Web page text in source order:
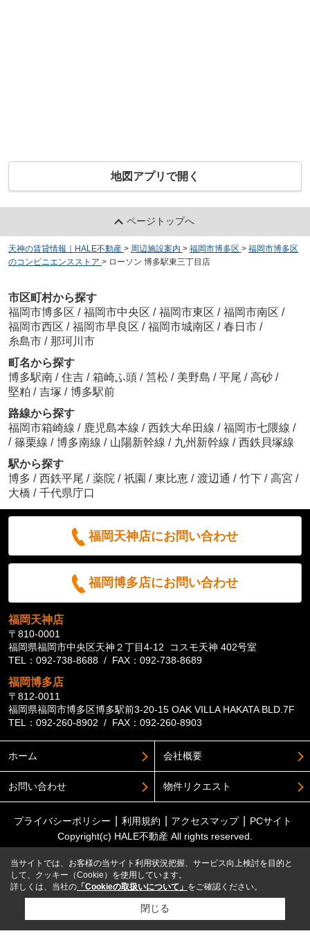
地図アプリで開く
ページトップへ
天神の賃貸情報｜HALE不動産 > 周辺施設案内 > 福岡市博多区 > 福岡市博多区
のコンビニエンスストア > ローソン 博多駅東三丁目店
市区町村から探す
福岡市博多区 / 福岡市中央区 / 福岡市東区 / 福岡市南区 /
福岡市西区 / 福岡市早良区 / 福岡市城南区 / 春日市 /
糸島市 / 那珂川市
町名から探す
博多駅南 / 住吉 / 箱崎ふ頭 / 筥松 / 美野島 / 平尾 / 高砂 /
堅粕 / 吉塚 / 博多駅前
路線から探す
福岡市箱崎線 / 鹿児島本線 / 西鉄大牟田線 / 福岡市七隈線 /
/ 篠栗線 / 博多南線 / 山陽新幹線 / 九州新幹線 / 西鉄貝塚線
駅から探す
博多 / 西鉄平尾 / 薬院 / 祇園 / 東比恵 / 渡辺通 / 竹下 / 高宮 /
大橋 / 千代県庁口
福岡天神店にお問い合わせ
福岡博多店にお問い合わせ
福岡天神店
〒810-0001
福岡県福岡市中央区天神２丁目4-12 コスモ天神 402号室
TEL：092-738-8688 / FAX：092-738-8689
福岡博多店
〒812-0011
福岡県福岡市博多区博多駅前3-20-15 OAK VILLA HAKATA BLD.7F
TEL：092-260-8902 / FAX：092-260-8903
ホーム 会社概要
お問い合わせ 物件リクエスト
プライバシーポリシー 利用規約 アクセスマップ
PCサイト
Copyright(c) HALE不動産 All rights reserved.
当サイトでは、お客様の当サイト利用状況把握、サービス向上検討を目的と
して、クッキー（Cookie）を使用しています。
詳しくは、当社の 「Cookieの取扱いについて」 をご確認ください。
閉じる